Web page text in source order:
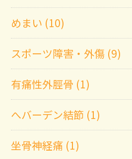
めまい (10)
スポーツ障害・外傷 (9)
有痛性外脛骨 (1)
へバーデン結節 (1)
坐骨神経痛 (1)